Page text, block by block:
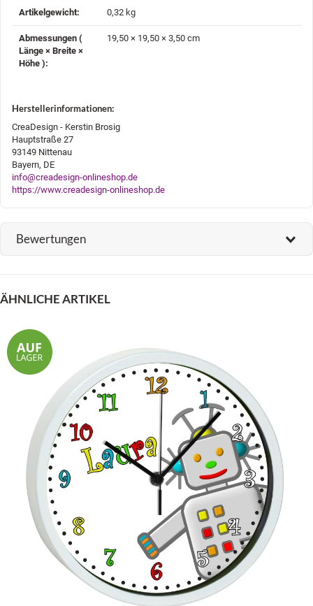
Artikelgewicht‍: 0,32 kg
Abmessungen (
Länge × Breite ×
Höhe )‍:
19,50 × 19,50 × 3,50 cm
Herstellerinformationen:
CreaDesign - Kerstin Brosig
Hauptstraße 27
93149 Nittenau
Bayern, DE
info@creadesign-onlineshop.de
https://www.creadesign-onlineshop.de
Bewertungen
ÄHNLICHE ARTIKEL